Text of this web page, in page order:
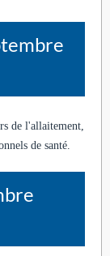
de l'allaitement,
de santé.